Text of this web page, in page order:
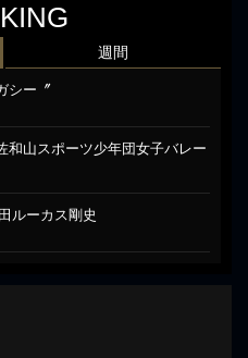
シー〞
和山スポーツ少年団女子バレー
ルーカス剛史
週間